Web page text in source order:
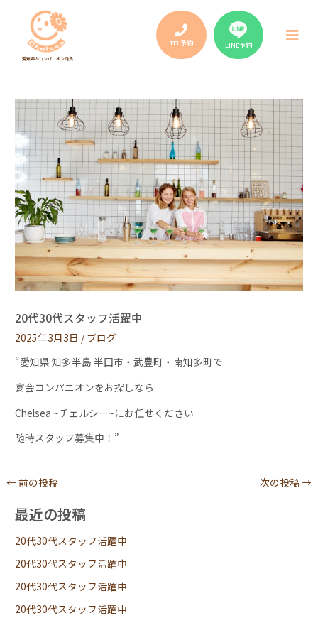
愛知県内コンパニオン請負
TEL予約 LINE予約
メ
ニ
20代30代スタッフ活躍中
2025年3月3日 / ブログ
“愛知県 知多半島 半田市・武豊町・南知多町で
宴会コンパニオンをお探しなら
Chelsea ~チェルシー~にお任せください
随時スタッフ募集中！”
navigation
←前の投稿 次の投稿 →
最近の投稿
20代30代スタッフ活躍中
20代30代スタッフ活躍中
20代30代スタッフ活躍中
20代30代スタッフ活躍中